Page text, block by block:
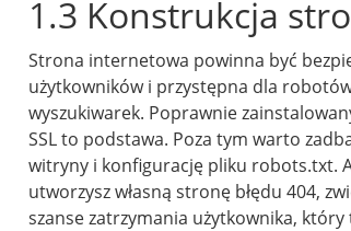
1.3 Konstrukcja
Strona internetowa powinna być
użytkowników i przystępna dla
wyszukiwarek. Poprawnie
SSL to podstawa. Poza tym warto
witryny i konfigurację pliku robots.txt.
utworzysz własną stronę błędu 404,
szanse zatrzymania użytkownika, który